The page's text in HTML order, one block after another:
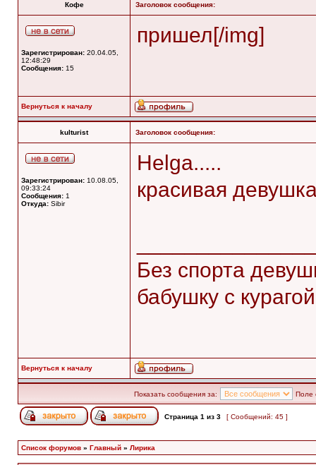
Кофе Заголовок сообщения:
Зарегистрирован: 20.04.05,
12:48:29
Сообщения: 15
пришел[/img]
Вернуться к началу
kulturist Заголовок сообщения:
Зарегистрирован: 10.08.05,
09:33:24
Сообщения: 1
Откуда: Sibir
Helga.....
красивая
Без спорта
бабушку с
Вернуться к началу
Показать сообщения за: Поле
Страница 1 из 3 [ Сообщений: 45 ]
Список форумов » Главный » Лирика